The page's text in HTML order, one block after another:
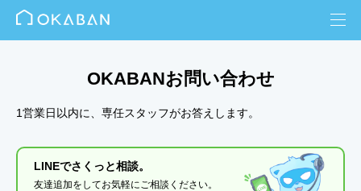
OKABANお問い合わせ
1営業日以内に、専任スタッフがお答えします。
LINEでさくっと相談。
友達追加をしてお気軽にご相談ください。